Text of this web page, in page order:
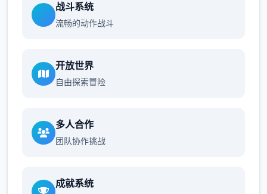
战斗系统
流畅的动作战斗
开放世界
自由探索冒险
多人合作
团队协作挑战
成就系统